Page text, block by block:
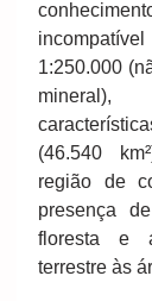
1:250.000
(46.540
região de
presença
floresta e
terrestre às